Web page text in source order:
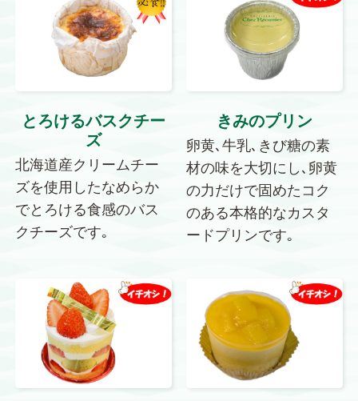
とろけるバスクチー
ズ
北海道産クリームチー
ズを使用したなめらか
でとろける食感のバス
クチーズです｡
きみのプリン
卵黄､牛乳､きび糖の素
材の味を大切にし､卵黄
の力だけで固めたコク
のある本格的なカスタ
ードプリンです｡